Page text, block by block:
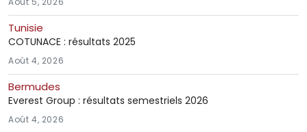
Tunisie
COTUNACE : résultats 2025
Août 4, 2026
Bermudes
Everest Group : résultats semestriels 2026
Août 4, 2026